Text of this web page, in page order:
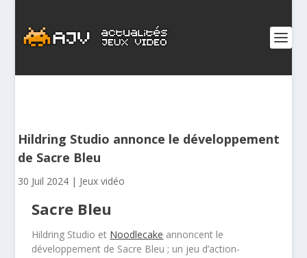
Hildring Studio annonce le développement
de Sacre Bleu
30 Juil 2024 | Jeux vidéo
Sacre Bleu
Hildring Studio et Noodlecake annoncent le
développement de Sacre Bleu ; un jeu d’action-